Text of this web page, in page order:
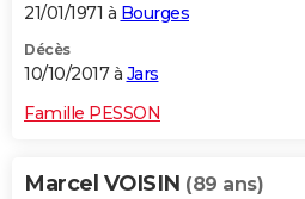
21/01/1971 à Bourges
Décès
10/10/2017 à Jars
Famille PESSON
Marcel VOISIN (89 ans)